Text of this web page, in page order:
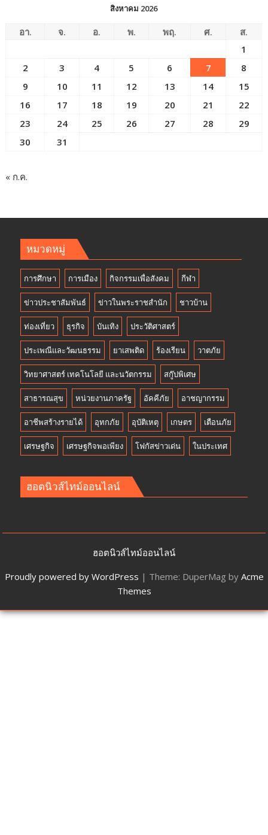
สิงหาคม 2026
อา. จ. อ. พ. พฤ. ศ.
ส.
1
2
3 4 5 6 7
8
9
10 11 12 13 14
15
16
17 18 19 20 21
22
23
24 25 26 27 28
29
30
31
« ก.ค.
หมวดหมู่
การศึกษา การเมือง กิจกรรมเพื่อสังคม กีฬา
ข่าวประชาสัมพันธ์ ข่าวในพระราชสำนัก ชาวบ้าน
ท่องเที่ยว ธุรกิจ บันเทิง ประวัติศาสตร์
ประเพณีและวัฒนธรรม ยาเสพติด ร้องเรียน วาตภัย
วิทยาศาสตร์ เทคโนโลยี และนวัตกรรม สกู๊ปพิเศษ
สาธารณสุข หน่วยงานภาครัฐ อัคคีภัย อาชญากรรม
อาชีพสร้างรายได้ อุทกภัย อุบัติเหตุ เกษตร เตือนภัย
เศรษฐกิจ เศรษฐกิจพอเพียง โฟกัสข่าวเด่น ในประเทศ
ฮอตนิวส์ไทม์ออนไลน์
ฮอตนิวส์ไทม์ออนไลน์
Proudly powered by WordPress | Theme: DuperMag by Acme
Themes